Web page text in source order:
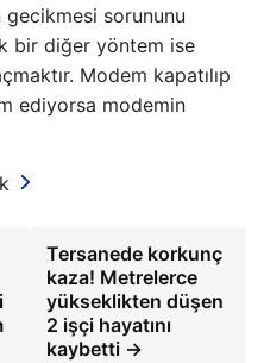
sorununu
bir diğer yöntem ise
Modem kapatılıp
ediyorsa modemin
Tersanede korkunç
kaza! Metrelerce
yükseklikten düşen
2 işçi hayatını
kaybetti →